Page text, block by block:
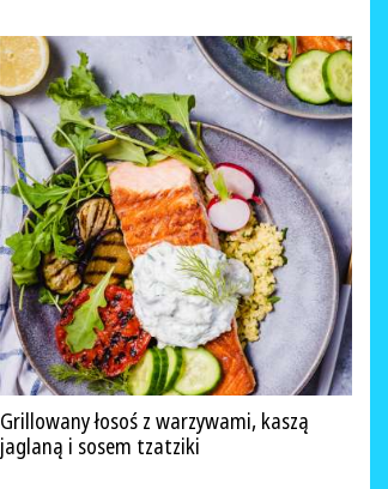
Grillowany łosoś z warzywami, kaszą
jaglaną i sosem tzatziki